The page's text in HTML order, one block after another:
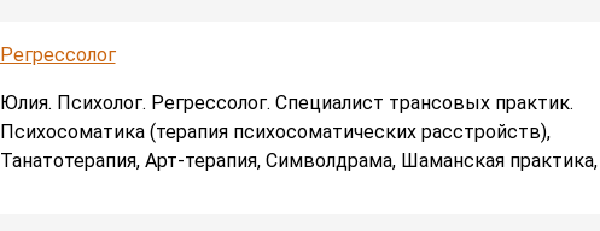
Регрессолог
Юлия. Психолог. Регрессолог. Специалист трансовых практик.
Психосоматика (терапия психосоматических расстройств),
Танатотерапия, Арт-терапия, Символдрама, Шаманская практика,